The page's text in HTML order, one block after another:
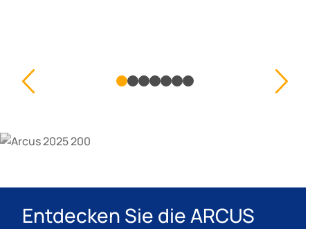
Entdecken Sie die ARCUS